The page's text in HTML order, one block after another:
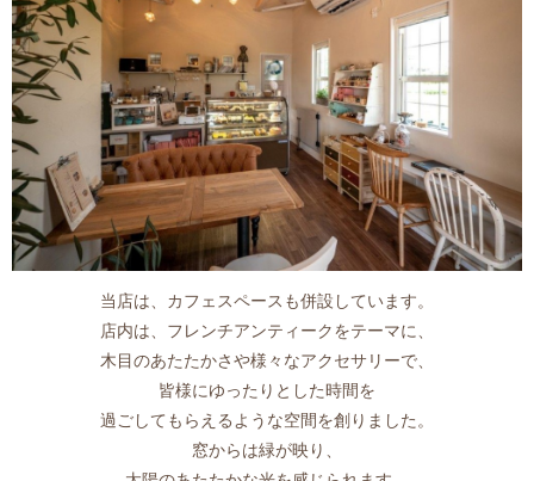
当店は、カフェスペースも併設しています。
店内は、フレンチアンティークをテーマに、
木目のあたたかさや様々なアクセサリーで、
皆様にゆったりとした時間を
過ごしてもらえるような空間を創りました。
窓からは緑が映り、